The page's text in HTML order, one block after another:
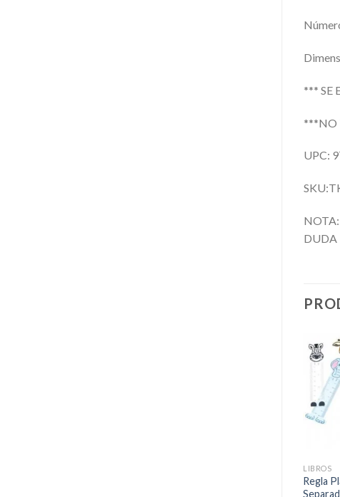
*** SE
***NO
UPC:
DUDA
LIBROS
Regla